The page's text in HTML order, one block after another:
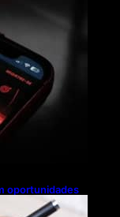
oportunidades